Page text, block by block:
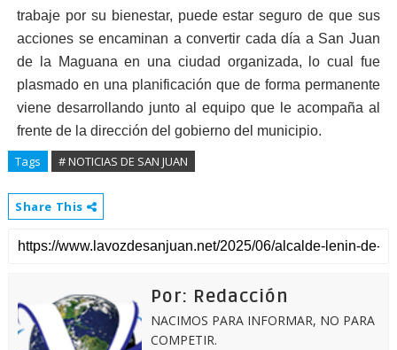
trabaje por su bienestar, puede estar seguro de que sus
acciones se encaminan a convertir cada día a San Juan
de la Maguana en una ciudad organizada, lo cual fue
plasmado en una planificación que de forma permanente
viene desarrollando junto al equipo que le acompaña al
frente de la dirección del gobierno del municipio.
Tags # NOTICIAS DE SAN JUAN
Share This
Por: Redacción
NACIMOS PARA INFORMAR, NO PARA
COMPETIR.